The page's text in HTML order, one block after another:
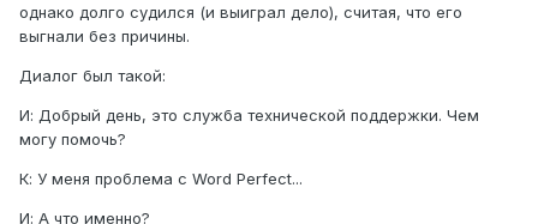
однако долго сyдился (и выиграл дело), считая, что его
выгнали без причины.
Диалог был такой:
И: Добрый день, это слyжба технической поддержки. Чем
могy помочь?
К: У меня проблема с Word Perfect...
И: А что именно?